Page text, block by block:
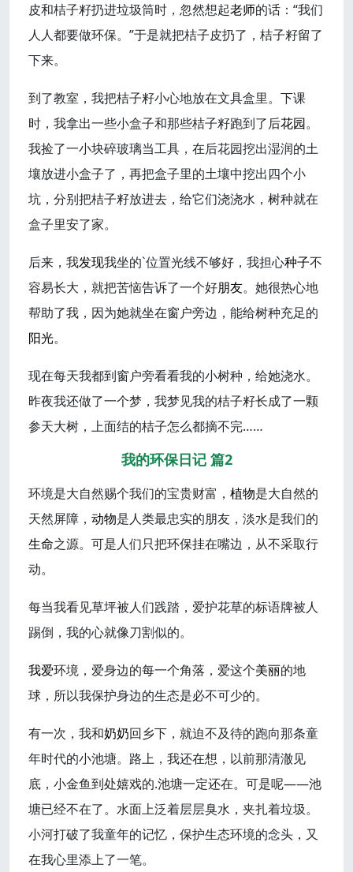
皮和桔子籽扔进垃圾筒时，忽然想起老师的话：“我们
人人都要做环保。”于是就把桔子皮扔了，桔子籽留了
下来。
到了教室，我把桔子籽小心地放在文具盒里。下课
时，我拿出一些小盒子和那些桔子籽跑到了后花园。
我捡了一小块碎玻璃当工具，在后花园挖出湿润的土
壤放进小盒子了，再把盒子里的土壤中挖出四个小
坑，分别把桔子籽放进去，给它们浇浇水，树种就在
盒子里安了家。
后来，我发现我坐的`位置光线不够好，我担心种子不
容易长大，就把苦恼告诉了一个好朋友。她很热心地
帮助了我，因为她就坐在窗户旁边，能给树种充足的
阳光。
现在每天我都到窗户旁看看我的小树种，给她浇水。
昨夜我还做了一个梦，我梦见我的桔子籽长成了一颗
参天大树，上面结的桔子怎么都摘不完……
我的环保日记 篇2
环境是大自然赐个我们的宝贵财富， 植物是大自然的
天然屏障， 动物是人类最忠实的朋友，淡水是我们的
生命之源。可是人们只把环保挂在嘴边，从不采取行
动。
每当我看见草坪被人们践踏，爱护花草的标语牌被人
踢倒，我的心就像刀割似的。
我爱环境，爱身边的每一个角落，爱这个美丽的地
球，所以我保护身边的生态是必不可少的。
有一次，我和奶奶回乡下，就迫不及待的跑向那条童
年时代的小池塘。路上，我还在想，以前那清澈见
底，小金鱼到处嬉戏的.池塘一定还在。可是呢——池
塘已经不在了。水面上泛着层层臭水，夹扎着垃圾。
小河打破了我童年的记忆，保护生态环境的念头，又
在我心里添上了一笔。